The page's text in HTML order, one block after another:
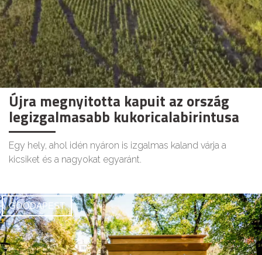
Újra megnyitotta kapuit az ország
legizgalmasabb kukoricalabirintusa
Egy hely, ahol idén nyáron is izgalmas kaland várja a
kicsiket és a nagyokat egyaránt.
GOODAPEST